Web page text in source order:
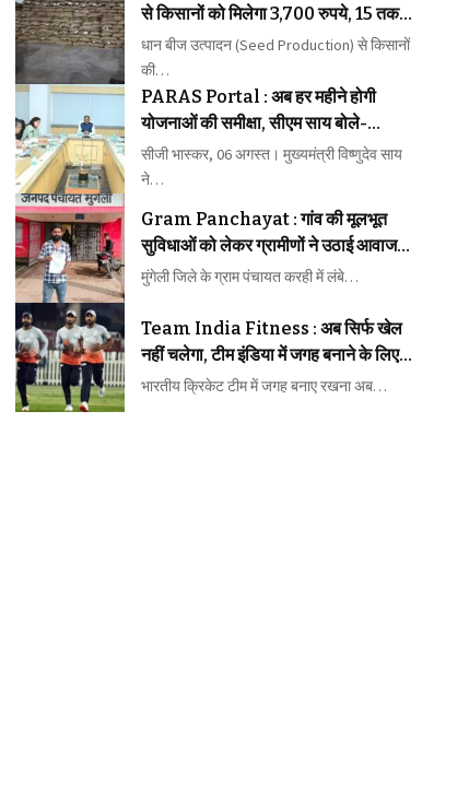
से किसानों को मिलेगा 3,700 रुपये, 15 तक
कराएं पंजीयन
धान बीज उत्पादन (Seed Production) से किसानों
की…
PARAS Portal : अब हर महीने होगी
योजनाओं की समीक्षा, सीएम साय बोले-
लापरवाही बिल्कुल बर्दाश्त नहीं
सीजी भास्कर, 06 अगस्त। मुख्यमंत्री विष्णुदेव साय
ने…
Gram Panchayat : गांव की मूलभूत
सुविधाओं को लेकर ग्रामीणों ने उठाई आवाज,
समस्याओं के समाधान की मांग तेज
मुंगेली जिले के ग्राम पंचायत करही में लंबे…
Team India Fitness : अब सिर्फ खेल
नहीं चलेगा, टीम इंडिया में जगह बनाने के लिए
फिटनेस की होगी कड़ी परीक्षा
भारतीय क्रिकेट टीम में जगह बनाए रखना अब…